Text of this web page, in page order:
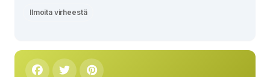
Ilmoita virheestä